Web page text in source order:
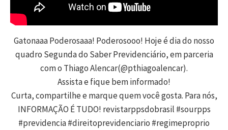
Gatonaaa Poderosaaa! Poderosooo! Hoje é dia do nosso
quadro Segunda do Saber Previdenciário, em parceria
com o Thiago Alencar(@pthiagoalencar).
Assista e fique bem informado!
Curta, compartilhe e marque quem você gosta. Para nós,
INFORMAÇÃO É TUDO! revistarppsdobrasil #sourpps
#previdencia #direitoprevidenciario #regimeproprio